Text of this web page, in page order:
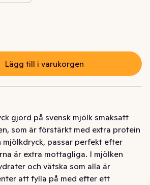
kr
Lägg till i varukorgen
gjord på svensk mjölk smaksatt
som är förstärkt med extra protein
mjölkdryck, passar perfekt efter
är extra mottagliga. I mjölken
och vätska som alla är
att fylla på med efter ett